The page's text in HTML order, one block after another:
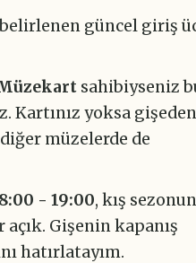
güncel giriş
sahibiyseniz
Kartınız yoksa gişeden
müzelerde de
- 19:00, kış
Gişenin kapanış
hatırlatayım.